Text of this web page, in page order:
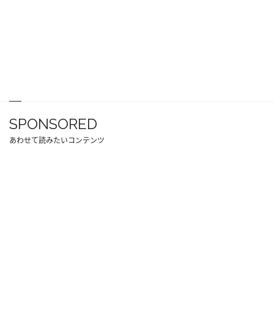
SPONSORED
あわせて読みたいコンテンツ